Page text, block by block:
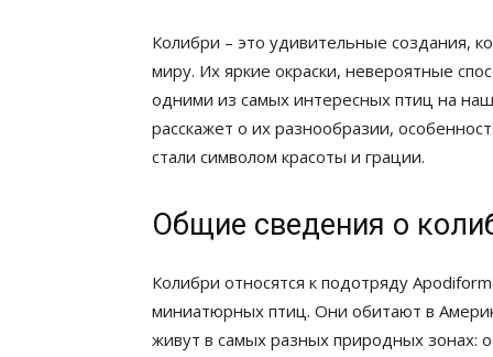
Колибри – это удивительные создания,
миру. Их яркие окраски, невероятные
одними из самых интересных птиц на
расскажет о их разнообразии,
стали символом красоты и грации.
Общие сведения о
Колибри относятся к подотряду
миниатюрных птиц. Они обитают в
живут в самых разных природных зонах: